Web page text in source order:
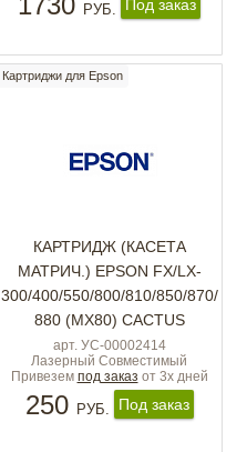
РУБ. Под заказ
Картриджи для Epson
КАРТРИДЖ (КАСЕТА
МАТРИЧ.) EPSON FX/LX-
300/400/550/800/810/850/870/
880 (MX80) CACTUS
арт. УС-00002414
Лазерный Совместимый
Привезем под заказ от 3х дней
250 РУБ. Под заказ